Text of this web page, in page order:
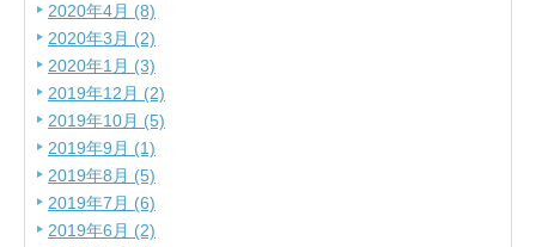
2020年4月 (8)
2020年3月 (2)
2020年1月 (3)
2019年12月 (2)
2019年10月 (5)
2019年9月 (1)
2019年8月 (5)
2019年7月 (6)
2019年6月 (2)